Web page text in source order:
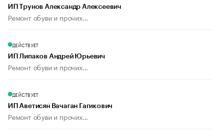
ИП Трунов Александр Алексеевич
Ремонт обуви и прочих...
ДЕЙСТВУЕТ
ИП Липаков Андрей Юрьевич
Ремонт обуви и прочих...
ДЕЙСТВУЕТ
ИП Аветисян Вачаган Гагикович
Ремонт обуви и прочих...